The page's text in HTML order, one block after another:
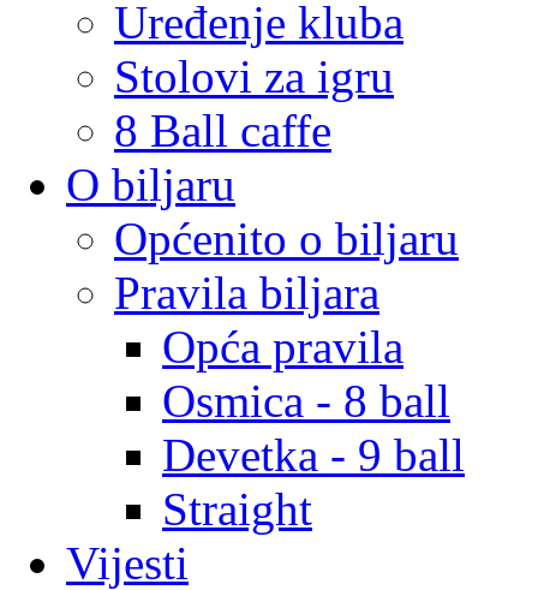
Uređenje kluba
Stolovi za igru
8 Ball caffe
O biljaru
Općenito o biljaru
Pravila biljara
Opća pravila
Osmica - 8 ball
Devetka - 9 ball
Straight
Vijesti